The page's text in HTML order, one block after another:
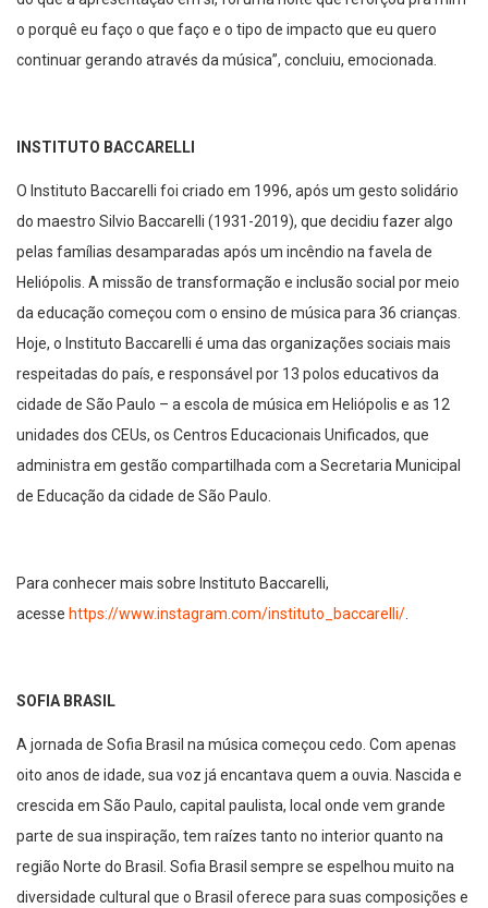
o porquê eu faço o que faço e o tipo de impacto que eu quero
continuar gerando através da música”, concluiu, emocionada.
INSTITUTO BACCARELLI
O Instituto Baccarelli foi criado em 1996, após um gesto solidário
do maestro Silvio Baccarelli (1931-2019), que decidiu fazer algo
pelas famílias desamparadas após um incêndio na favela de
Heliópolis. A missão de transformação e inclusão social por meio
da educação começou com o ensino de música para 36 crianças.
Hoje, o Instituto Baccarelli é uma das organizações sociais mais
respeitadas do país, e responsável por 13 polos educativos da
cidade de São Paulo – a escola de música em Heliópolis e as 12
unidades dos CEUs, os Centros Educacionais Unificados, que
administra em gestão compartilhada com a Secretaria Municipal
de Educação da cidade de São Paulo.
Para conhecer mais sobre Instituto Baccarelli,
acesse https://www.instagram.com/instituto_baccarelli/.
SOFIA BRASIL
A jornada de Sofia Brasil na música começou cedo. Com apenas
oito anos de idade, sua voz já encantava quem a ouvia. Nascida e
crescida em São Paulo, capital paulista, local onde vem grande
parte de sua inspiração, tem raízes tanto no interior quanto na
região Norte do Brasil. Sofia Brasil sempre se espelhou muito na
diversidade cultural que o Brasil oferece para suas composições e